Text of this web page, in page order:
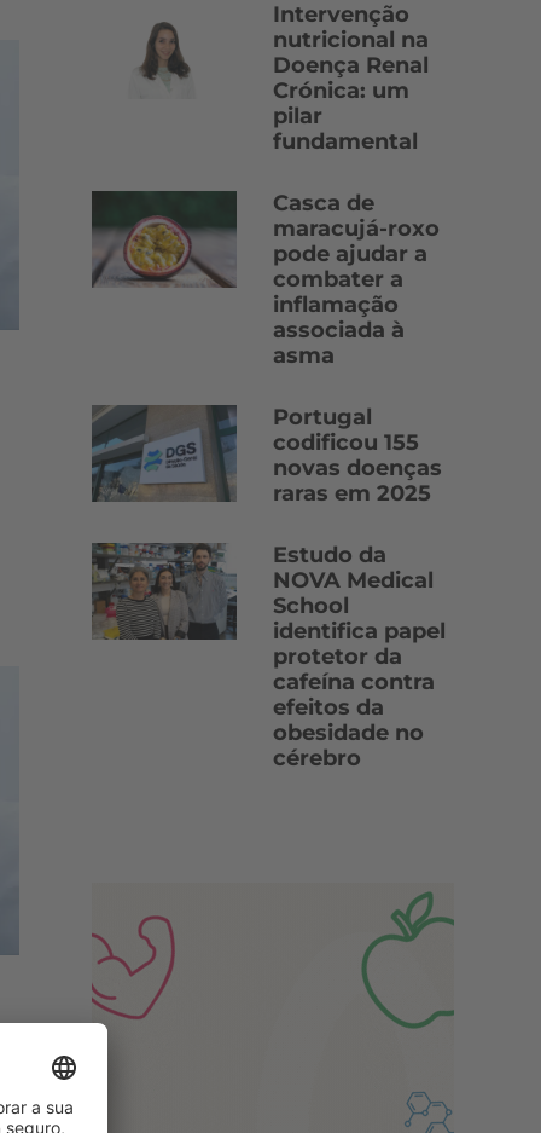
Intervenção
nutricional na
Doença Renal
Crónica: um
pilar
fundamental
Casca de
maracujá-roxo
pode ajudar a
combater a
inflamação
associada à
asma
Portugal
codificou 155
novas doenças
raras em 2025
Estudo da
NOVA Medical
School
identifica papel
protetor da
cafeína contra
efeitos da
obesidade no
cérebro